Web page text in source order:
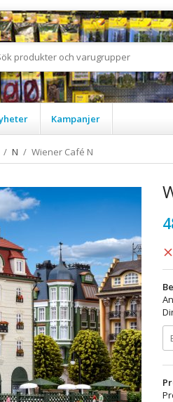
Kampanjer
/ N / Wiener Café N